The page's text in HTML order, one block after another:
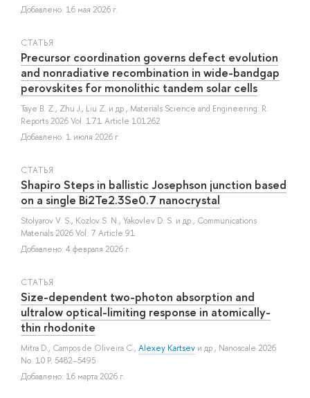
Добавлено: 16 мая 2026 г.
СТАТЬЯ
Precursor coordination governs defect evolution
and nonradiative recombination in wide-bandgap
perovskites for monolithic tandem solar cells
Taye B. Z., Zhu J., Liu Z. и др., Materials Science and Engineering: R:
Reports 2026 Vol. 171 Article 101262
Добавлено: 1 июля 2026 г.
СТАТЬЯ
Shapiro Steps in ballistic Josephson junction based
on a single Bi2Te2.3Se0.7 nanocrystal
Stolyarov V. S., Kozlov S. N., Yakovlev D. S. и др., Communications
Materials 2026 Vol. 7 Article 91
Добавлено: 4 февраля 2026 г.
СТАТЬЯ
Size-dependent two-photon absorption and
ultralow optical-limiting response in atomically-
thin rhodonite
Mitra D., Campos de Oliveira C., Alexey Kartsev и др., Nanoscale 2026
No. 10 P. 5482–5495
Добавлено: 16 марта 2026 г.